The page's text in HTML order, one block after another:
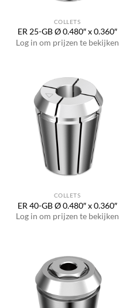
COLLETS
ER 25-GB Ø 0.480″ x 0.360″
Log in om prijzen te bekijken
COLLETS
ER 40-GB Ø 0.480″ x 0.360″
Log in om prijzen te bekijken